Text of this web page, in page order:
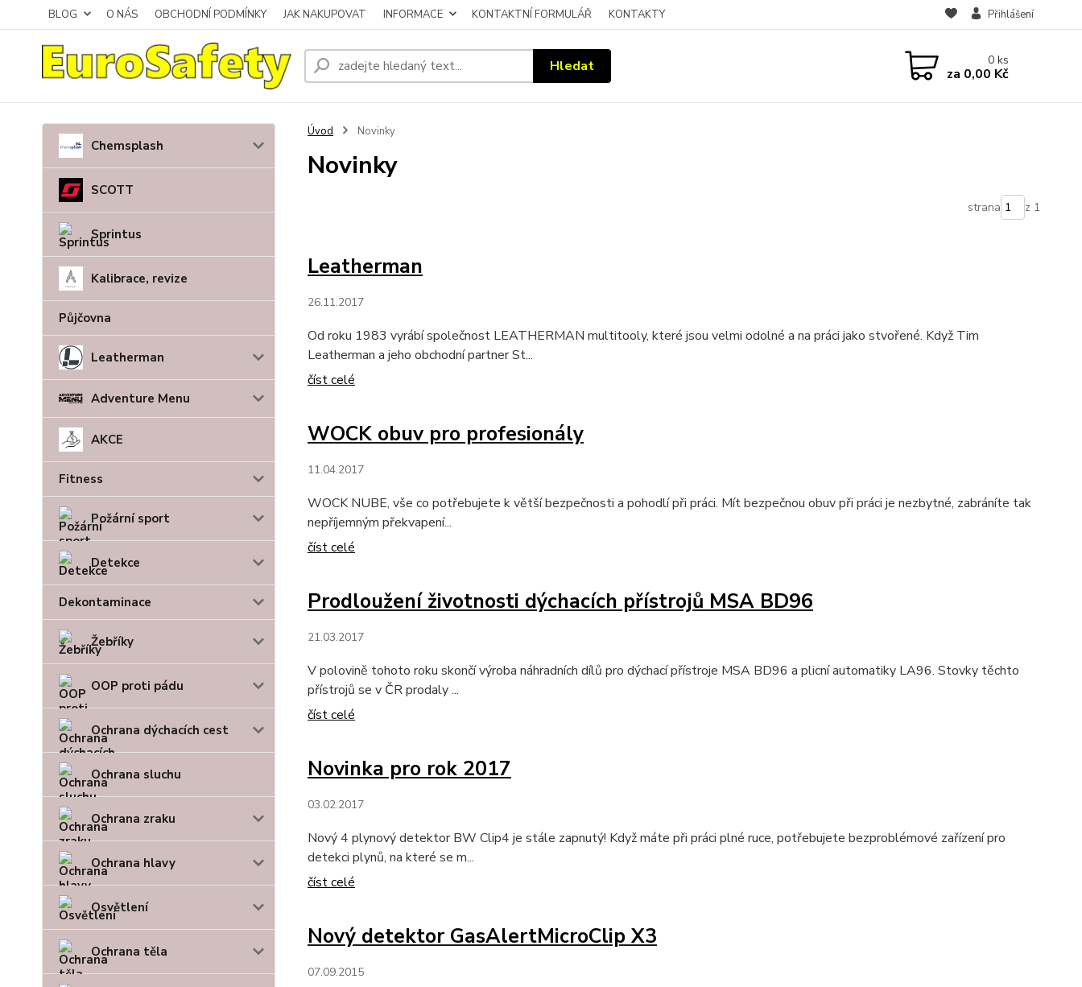
BLOG O NÁS OBCHODNÍ PODMÍNKY JAK NAKUPOVAT INFORMACE KONTAKTNÍ FORMULÁŘ KONTAKTY Přihlášení
Hledat 0ks
za 0,00 Kč
Chemsplash
SCOTT
Sprintus
Kalibrace, revize
Půjčovna
Leatherman
Adventure Menu
AKCE
Fitness
Požární sport
Detekce
Dekontaminace
Žebříky
OOP proti pádu
Ochrana dýchacích cest
Ochrana sluchu
Ochrana zraku
Ochrana hlavy
Osvětlení
Ochrana těla
Úvod Novinky
Novinky
strana z 1
Leatherman
26.11.2017
Od roku 1983 vyrábí společnost LEATHERMAN multitooly, které jsou velmi odolné a na práci jako stvořené. Když Tim
Leatherman a jeho obchodní partner St...
číst celé
WOCK obuv pro profesionály
11.04.2017
WOCK NUBE, vše co potřebujete k větší bezpečnosti a pohodlí při práci. Mít bezpečnou obuv při práci je nezbytné, zabráníte tak
nepříjemným překvapení...
číst celé
Prodloužení životnosti dýchacích přístrojů MSA BD96
21.03.2017
V polovině tohoto roku skončí výroba náhradních dílů pro dýchací přístroje MSA BD96 a plicní automatiky LA96. Stovky těchto
přístrojů se v ČR prodaly ...
číst celé
Novinka pro rok 2017
03.02.2017
Nový 4 plynový detektor BW Clip4 je stále zapnutý! Když máte při práci plné ruce, potřebujete bezproblémové zařízení pro
detekci plynů, na které se m...
číst celé
Nový detektor GasAlertMicroClip X3
07.09.2015